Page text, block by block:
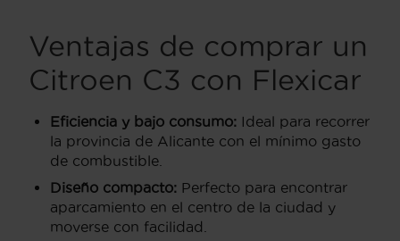
Ventajas de comprar un
Citroen C3 con Flexicar
Eficiencia y bajo consumo: Ideal para recorrer
la provincia de Alicante con el mínimo gasto
de combustible.
Diseño compacto: Perfecto para encontrar
aparcamiento en el centro de la ciudad y
moverse con facilidad.